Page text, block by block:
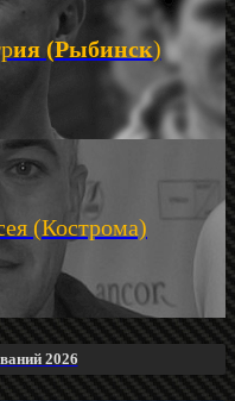
ия (Рыбинск)
(Кострома)
2026